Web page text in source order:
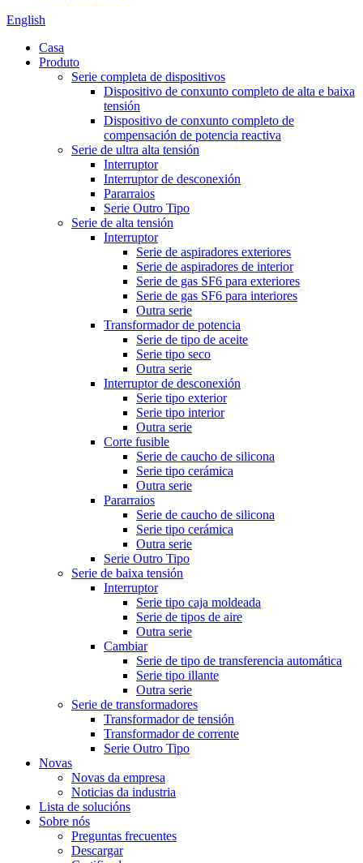
English
Casa
Produto
Serie completa de dispositivos
Dispositivo de conxunto completo de alta e baixa
tensión
Dispositivo de conxunto completo de
compensación de potencia reactiva
Serie de ultra alta tensión
Interruptor
Interruptor de desconexión
Pararraios
Serie Outro Tipo
Serie de alta tensión
Interruptor
Serie de aspiradores exteriores
Serie de aspiradores de interior
Serie de gas SF6 para exteriores
Serie de gas SF6 para interiores
Outra serie
Transformador de potencia
Serie de tipo de aceite
Serie tipo seco
Outra serie
Interruptor de desconexión
Serie tipo exterior
Serie tipo interior
Outra serie
Corte fusible
Serie de caucho de silicona
Serie tipo cerámica
Outra serie
Pararraios
Serie de caucho de silicona
Serie tipo cerámica
Outra serie
Serie Outro Tipo
Serie de baixa tensión
Interruptor
Serie tipo caja moldeada
Serie de tipos de aire
Outra serie
Cambiar
Serie de tipo de transferencia automática
Serie tipo illante
Outra serie
Serie de transformadores
Transformador de tensión
Transformador de corrente
Serie Outro Tipo
Novas
Novas da empresa
Noticias da industria
Lista de solucións
Sobre nós
Preguntas frecuentes
Descargar